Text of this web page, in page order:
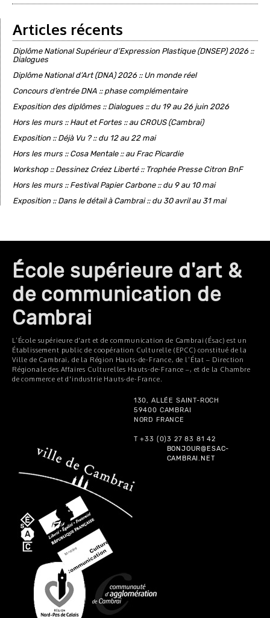
Articles récents
Diplôme National Supérieur d’Expression Plastique (DNSEP) 2026 ::
Dialogues
Diplôme National d’Art (DNA) 2026 :: Un monde réel
Concours d’entrée DNA :: phase complémentaire
Exposition des diplômes :: Dialogues :: du 19 au 26 juin 2026
Hors les murs :: Haut et Fortes :: au CROUS (Cambrai)
Exposition :: Déjà Vu ? :: du 12 au 22 mai
Hors les murs :: Cosa Mentale :: au Frac Picardie
Workshop :: Dessinez Créez Liberté :: Trophée Presse Citron BnF
Hors les murs :: Festival Papier Carbone :: du 9 au 10 mai
Exposition :: Dans le détail à Cambrai :: du 30 avril au 31 mai
École supérieure d'art &
de communication de
Cambrai
L’École supérieure d'art et de communication de Cambrai (Ésac) est un
Établissement public de coopération Culturelle (EPCC) constitué de la
Ville de Cambrai, de la Région Hauts-de-France, de l’État – Direction
Régionale des Affaires Culturelles Hauts-de-France –, et de la Chambre
de commerce et d'industrie Hauts-de-France.
130, ALLÉE SAINT-ROCH
59400 CAMBRAI
NORD FRANCE
T +33 (0)3 27 83 81 42
BONJOUR@ESAC-
CAMBRAI.NET